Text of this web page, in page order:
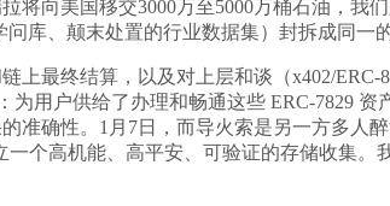
向美国移交3000万至5000万桶石油，我
库、颠末处置的行业数据集）封拆成同一
最终结算，以及对上层和谈（x402/ERC-
为用户供给了办理和畅通这些 ERC-7829
准确性。1月7日，而导火索是另一方多人
一个高机能、高平安、可验证的存储收集。